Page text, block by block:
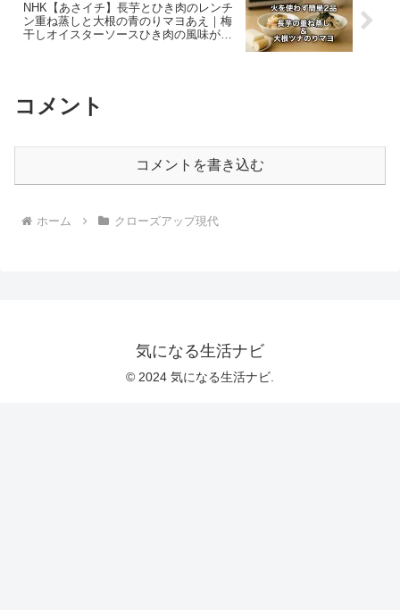
NHK【あさイチ】長芋とひき肉のレンチ
ン重ね蒸しと大根の青のりマヨあえ｜梅
干しオイスターソースひき肉の風味が決
コメント
コメントを書き込む
ホーム クローズアップ現代
気になる生活ナビ
© 2024 気になる生活ナビ.